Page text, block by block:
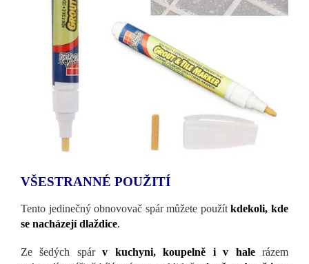
VŠESTRANNÉ POUŽITÍ
Tento jedinečný obnovovač spár můžete použítkdekoli, kde
se nacházejí dlaždice.
Ze šedých spárv kuchyni, koupelně i v halerázem